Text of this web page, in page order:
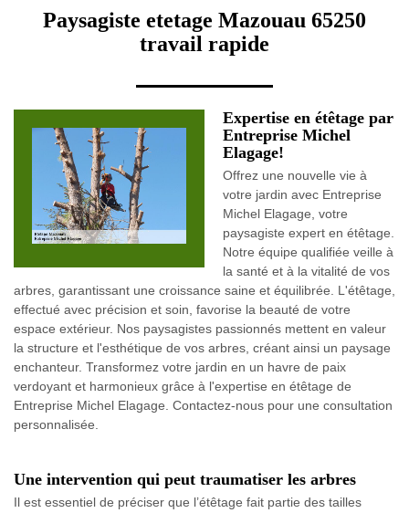
Paysagiste etetage Mazouau 65250
travail rapide
Expertise en étêtage par
Entreprise Michel
Elagage!
Offrez une nouvelle vie à
votre jardin avec Entreprise
Michel Elagage, votre
paysagiste expert en étêtage.
Notre équipe qualifiée veille à
la santé et à la vitalité de vos
arbres, garantissant une croissance saine et équilibrée. L'étêtage,
effectué avec précision et soin, favorise la beauté de votre
espace extérieur. Nos paysagistes passionnés mettent en valeur
la structure et l'esthétique de vos arbres, créant ainsi un paysage
enchanteur. Transformez votre jardin en un havre de paix
verdoyant et harmonieux grâce à l'expertise en étêtage de
Entreprise Michel Elagage. Contactez-nous pour une consultation
personnalisée.
Une intervention qui peut traumatiser les arbres
Il est essentiel de préciser que l’étêtage fait partie des tailles